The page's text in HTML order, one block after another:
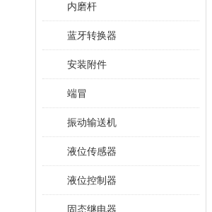
内磨杆
蓝牙转换器
安装附件
端冒
振动输送机
液位传感器
液位控制器
固态继电器